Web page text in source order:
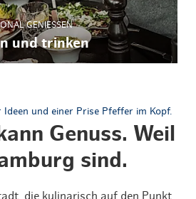
GENIESSEN
und trinken
Ideen und einer Prise Pfeffer im Kopf.
Genuss. Weil
sind.
die kulinarisch auf den Punkt